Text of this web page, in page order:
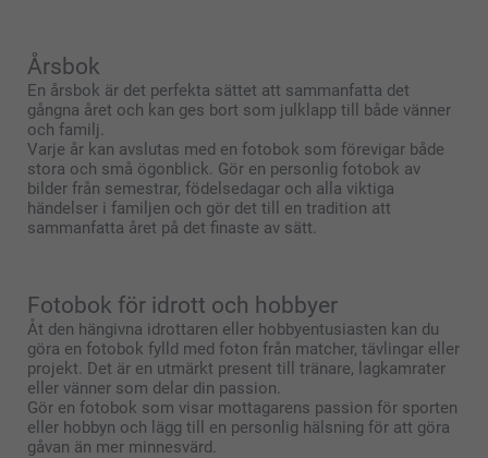
Årsbok
En årsbok är det perfekta sättet att sammanfatta det
gångna året och kan ges bort som julklapp till både vänner
och familj.
Varje år kan avslutas med en fotobok som förevigar både
stora och små ögonblick. Gör en personlig fotobok av
bilder från semestrar, födelsedagar och alla viktiga
händelser i familjen och gör det till en tradition att
sammanfatta året på det finaste av sätt.
Fotobok för idrott och hobbyer
Åt den hängivna idrottaren eller hobbyentusiasten kan du
göra en fotobok fylld med foton från matcher, tävlingar eller
projekt. Det är en utmärkt present till tränare, lagkamrater
eller vänner som delar din passion.
Gör en fotobok som visar mottagarens passion för sporten
eller hobbyn och lägg till en personlig hälsning för att göra
gåvan än mer minnesvärd.